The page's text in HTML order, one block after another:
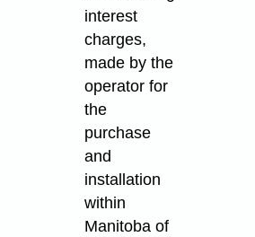
interest
charges,
made by the
operator for
the
purchase
and
installation
within
Manitoba of